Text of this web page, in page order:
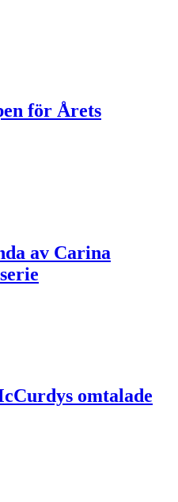
för Årets
av Carina
omtalade